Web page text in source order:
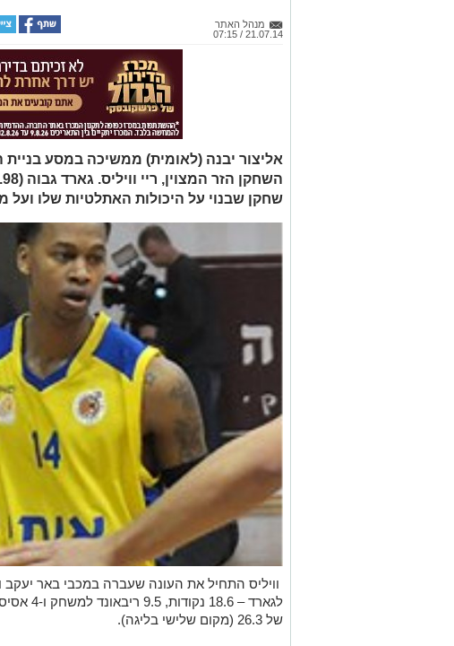
מנהל האתר
21.07.14 / 07:15
אליצור יבנה (לאומית) ממשיכה במסע
שחקן שבנוי על היכולות האתלטיות שלו ועל
וויליס התחיל את העונה שעברה במכבי באר
לגארד –
של 26.3 (מקום שלישי בליגה).